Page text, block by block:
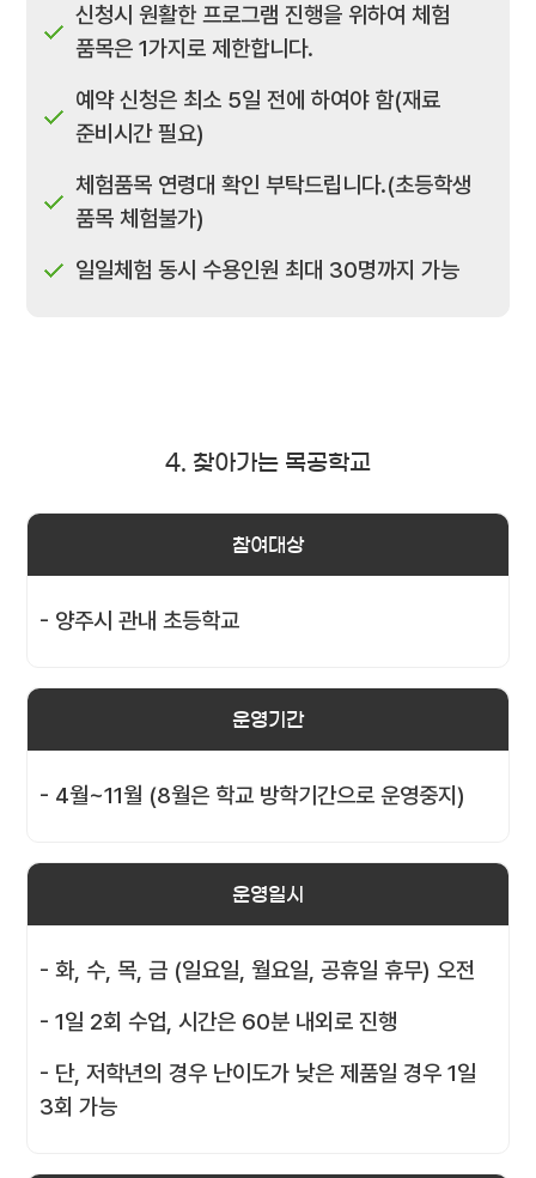
신청시 원활한 프로그램 진행을 위하여 체험
품목은 1가지로 제한합니다.
예약 신청은 최소 5일 전에 하여야 함(재료
준비시간 필요)
체험품목 연령대 확인 부탁드립니다.(초등학생
품목 체험불가)
일일체험 동시 수용인원 최대 30명까지 가능
4. 찾아가는 목공학교
참여대상
- 양주시 관내 초등학교
운영기간
- 4월~11월 (8월은 학교 방학기간으로 운영중지)
운영일시
- 화, 수, 목, 금 (일요일, 월요일, 공휴일 휴무) 오전
- 1일 2회 수업, 시간은 60분 내외로 진행
- 단, 저학년의 경우 난이도가 낮은 제품일 경우 1일
3회 가능